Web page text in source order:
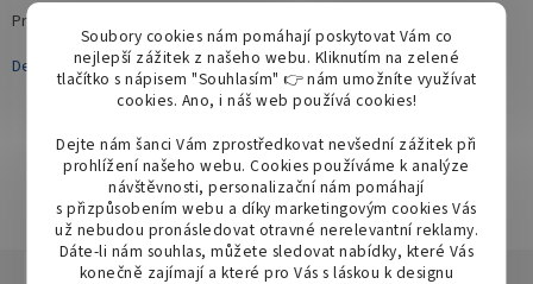
Soubory cookies nám pomáhají poskytovat Vám co
nejlepší zážitek z našeho webu. Kliknutím na zelené
tlačítko s nápisem "Souhlasím" 👉 nám umožníte využívat
cookies. Ano, i náš web používá cookies!
Dejte nám šanci Vám zprostředkovat nevšední zážitek při
prohlížení našeho webu. Cookies používáme k analýze
návštěvnosti, personalizační nám pomáhají
s přizpůsobením webu a díky marketingovým cookies Vás
už nebudou pronásledovat otravné nerelevantní reklamy.
Dáte-li nám souhlas, můžete sledovat nabídky, které Vás
konečně zajímají a které pro Vás s láskou k designu
Pravý přerušovač - relé LED blinkrů určené pro 12V napětí.
Detailní informace
ZEPTAT SE SDÍLET
Diskuze